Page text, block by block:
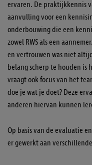
ervaren. De praktijkkennis
aanvulling voor een
onderbouwing die een
zowel RWS als een
en vertrouwen was niet
belang scherp te houden is
vraagt ook focus van het
doe je wat je doet? Deze
anderen hiervan kunnen
Op basis van de evaluatie
er gewerkt aan